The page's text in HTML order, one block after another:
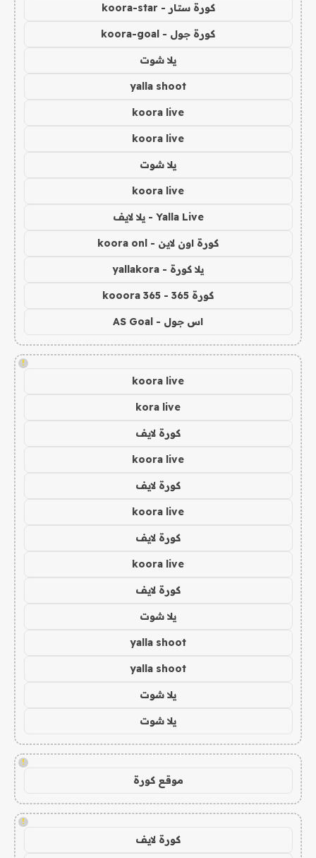
كورة ستار - koora-star
كورة جول - koora-goal
يلا شوت
yalla shoot
koora live
koora live
يلا شوت
koora live
Yalla Live - يلا لايف
كورة اون لاين - koora onl
يلا كورة - yallakora
كورة 365 - kooora 365
اس جول - AS Goal
!
koora live
kora live
كورة لايف
koora live
كورة لايف
koora live
كورة لايف
koora live
كورة لايف
يلا شوت
yalla shoot
yalla shoot
يلا شوت
يلا شوت
!
موقع كورة
!
كورة لايف